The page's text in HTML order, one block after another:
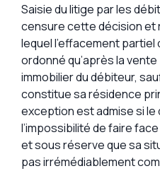
Saisie du litige par les
censure cette décision et
lequel l’effacement
ordonné qu’après la
immobilier du débiteur,
constitue sa résidence
exception est admise si
l’impossibilité de faire
et sous réserve que sa
pas irrémédiablement